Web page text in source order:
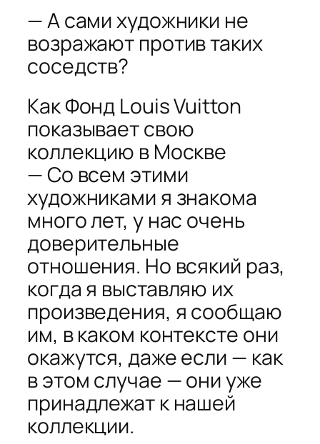
— А сами художники не
возражают против таких
соседств?
Как Фонд Louis Vuitton
показывает свою
коллекцию в Москве
— Со всем этими
художниками я знакома
много лет, у нас очень
доверительные
отношения. Но всякий раз,
когда я выставляю их
произведения, я сообщаю
им, в каком контексте они
окажутся, даже если — как
в этом случае — они уже
принадлежат к нашей
коллекции.